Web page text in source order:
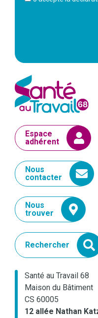
Espace
adhérent
Nous
contacter
Nous
trouver
Rechercher
Santé au Travail 68
Maison du Bâtiment
CS 60005
12 allée Nathan